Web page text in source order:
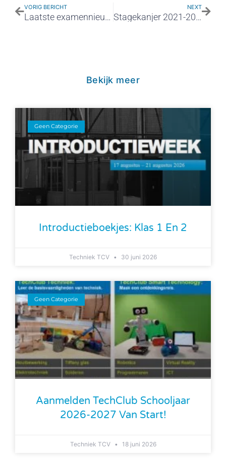
VORIG BERICHT
Laatste examennieuws
NEXT
Stagekanjer 2021-2022
Bekijk meer
Geen Categorie
Introductieboekjes: Klas 1 En 2
Techniek TCV 30 juni 2026
Geen Categorie
Aanmelden TechClub Schooljaar
2026-2027 Van Start!
Techniek TCV 18 juni 2026